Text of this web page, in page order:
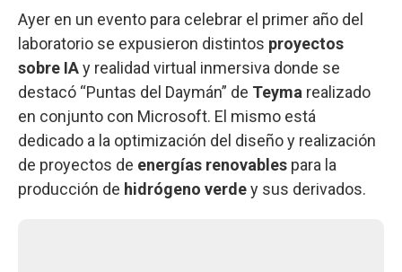
Ayer en un evento para celebrar el primer año del
laboratorio se expusieron distintos proyectos
sobre IAy realidad virtual inmersiva donde se
destacó “Puntas del Daymán” de Teyma realizado
en conjunto con Microsoft. El mismo está
dedicado a la optimización del diseño y realización
de proyectos de energías renovables para la
producción de hidrógeno verdey sus derivados.